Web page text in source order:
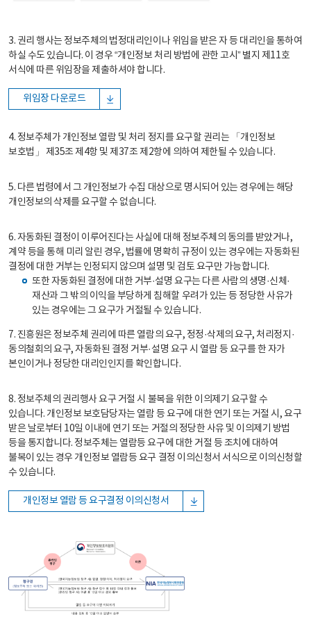
3. 권리 행사는 정보주체의 법정대리인이나 위임을 받은 자 등 대리인을 통하여
하실 수도 있습니다. 이 경우 “개인정보 처리 방법에 관한 고시” 별지 제11호
서식에 따른 위임장을 제출하셔야 합니다.
위임장 다운로드
4. 정보주체가 개인정보 열람 및 처리 정지를 요구할 권리는 「개인정보
보호법」 제35조 제4항 및 제37조 제2항에 의하여 제한될 수 있습니다.
5. 다른 법령에서 그 개인정보가 수집 대상으로 명시되어 있는 경우에는 해당
개인정보의 삭제를 요구할 수 없습니다.
6. 자동화된 결정이 이루어진다는 사실에 대해 정보주체의 동의를 받았거나,
계약 등을 통해 미리 알린 경우, 법률에 명확히 규정이 있는 경우에는 자동화된
결정에 대한 거부는 인정되지 않으며 설명 및 검토 요구만 가능합니다.
또한 자동화된 결정에 대한 거부·설명 요구는 다른 사람의 생명·신체·
재산과 그 밖의 이익을 부당하게 침해할 우려가 있는 등 정당한 사유가
있는 경우에는 그 요구가 거절될 수 있습니다.
7. 진흥원은 정보주체 권리에 따른 열람의 요구, 정정·삭제의 요구, 처리정지·
동의철회의 요구, 자동화된 결정 거부·설명 요구 시 열람 등 요구를 한 자가
본인이거나 정당한 대리인인지를 확인합니다.
8. 정보주체의 권리행사 요구 거절 시 불복을 위한 이의제기 요구할 수
있습니다. 개인정보 보호담당자는 열람 등 요구에 대한 연기 또는 거절 시, 요구
받은 날로부터 10일 이내에 연기 또는 거절의 정당한 사유 및 이의제기 방법
등을 통지합니다. 정보주체는 열람등 요구에 대한 거절 등 조치에 대하여
불복이 있는 경우 개인정보 열람등 요구 결정 이의신청서 서식으로 이의신청할
수 있습니다.
개인정보 열람 등 요구결정 이의신청서